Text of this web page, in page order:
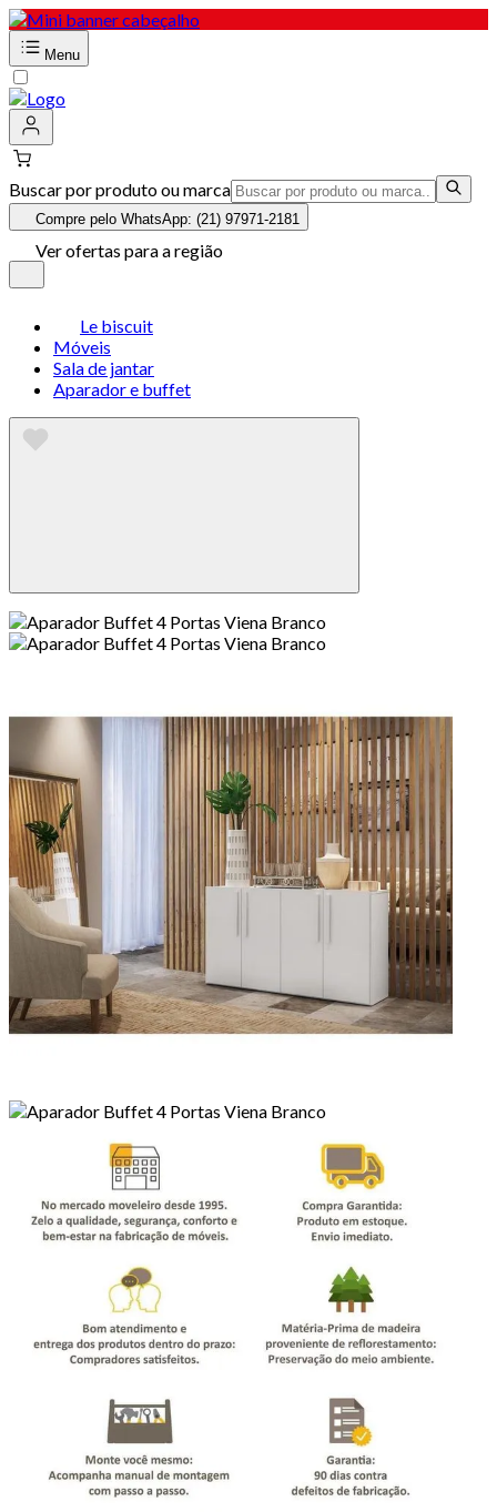
Menu
Buscar por produto ou marca
Compre pelo WhatsApp: (21) 97971-2181
Ver ofertas para a região
Le biscuit
Móveis
Sala de jantar
Aparador e buffet